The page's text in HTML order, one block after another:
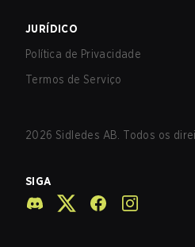
JURÍDICO
Política de Privacidade
Termos de Serviço
2026 Sidledes AB. Todos os
SIGA